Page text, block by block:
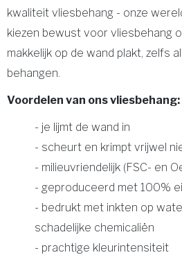
kwaliteit vliesbehang - onze
kiezen bewust voor vliesbehang
makkelijk op de wand plakt, zelfs
behangen.
Voordelen van ons vliesbehang:
- je lijmt de wand in
- scheurt en krimpt vrijwel
- milieuvriendelijk (FSC- en
- geproduceerd met 100%
- bedrukt met inkten op
schadelijke chemicaliën
- prachtige kleurintensiteit